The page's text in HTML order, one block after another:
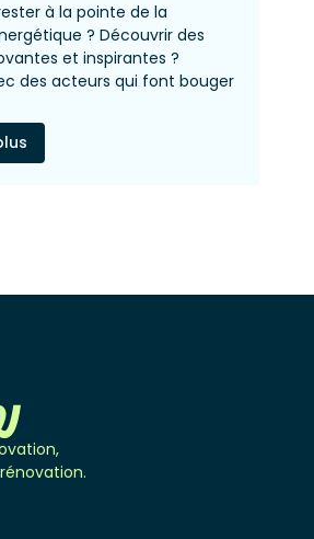
à la pointe de la
? Découvrir des
et inspirantes ?
des acteurs qui font bouger